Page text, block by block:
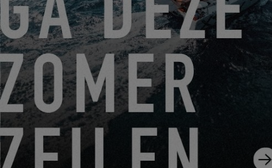
VON 22. JUNI 2026 BIS 31. AUGUST 2026
GO SAILING MIT EXCESS DIESEN SOMMER!